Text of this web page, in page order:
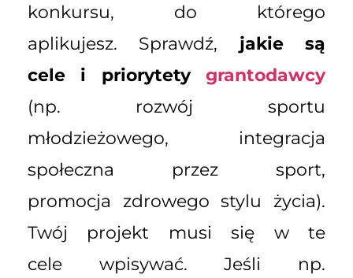
konkursu, do którego
aplikujesz. Sprawdź, jakie są
cele i priorytety grantodawcy
(np. rozwój sportu
młodzieżowego, integracja
społeczna przez sport,
promocja zdrowego stylu życia).
Twój projekt musi się w te
cele wpisywać. Jeśli np.